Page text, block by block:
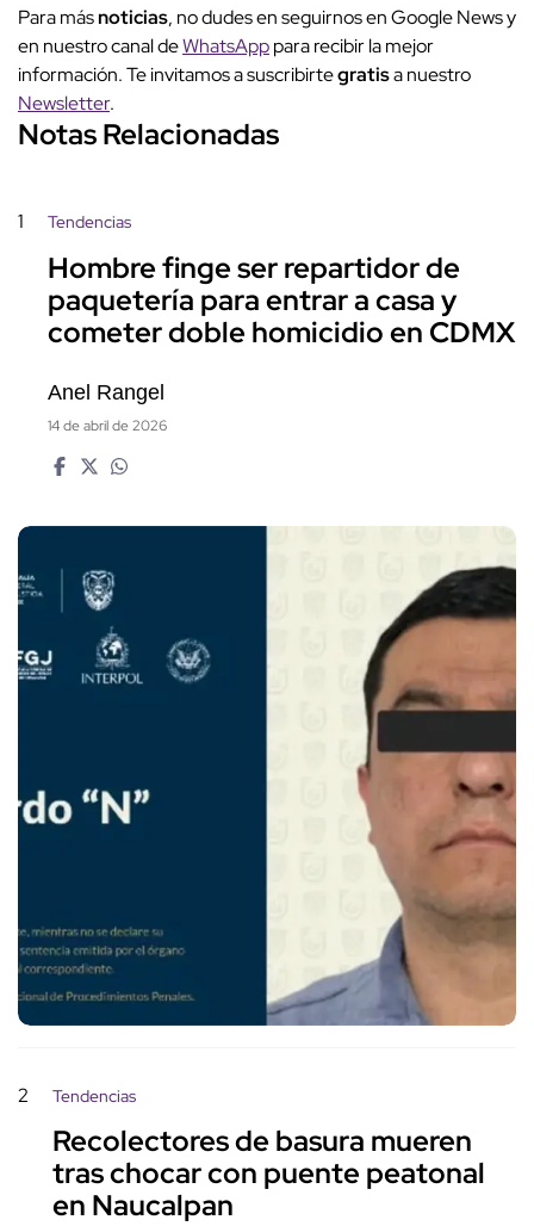
Para másnoticias, no dudes en seguirnos en Google News y
en nuestro canal deWhatsApppara recibir la mejor
información. Te invitamos a suscribirtegratisa nuestro
Newsletter.
Notas Relacionadas
1 Tendencias
Hombre finge ser repartidor de
paquetería para entrar a casa y
cometer doble homicidio en CDMX
Anel Rangel
14 de abril de 2026
2 Tendencias
Recolectores de basura mueren
tras chocar con puente peatonal
en Naucalpan